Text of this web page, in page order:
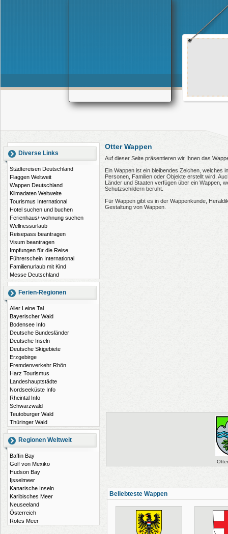
Diverse Links
Städtereisen Deutschland
Flaggen Weltweit
Wappen Deutschland
Klimadaten Weltweite
Tourismus International
Hotel suchen und buchen
Ferienhaus/-wohnung suchen
Wellnessurlaub
Reisepass beantragen
Visum beantragen
Impfungen für die Reise
Führerschein International
Familienurlaub mit Kind
Messe Deutschland
Ferien-Regionen
Aller Leine Tal
Bayerischer Wald
Bodensee Info
Deutsche Bundesländer
Deutsche Inseln
Deutsche Skigebiete
Erzgebirge
Fremdenverkehr Rhön
Harz Tourismus
Landeshauptstädte
Nordseeküste Info
Rheintal Info
Schwarzwald
Teutoburger Wald
Thüringer Wald
Regionen Weltweit
Baffin Bay
Golf von Mexiko
Hudson Bay
Ijsselmeer
Kanarische Inseln
Karibisches Meer
Neuseeland
Österreich
Rotes Meer
Otter Wappen
Auf dieser Seite präsentieren wir Ihnen das
Ein Wappen ist ein bleibendes Zeichen, welches
Personen, Familien oder Objekte erstellt wird.
Länder und Staaten verfügen über ein Wappen,
Schutzschildern beruht.
Für Wappen gibt es in der Wappenkunde,
Gestaltung von Wappen.
Beliebteste Wappen